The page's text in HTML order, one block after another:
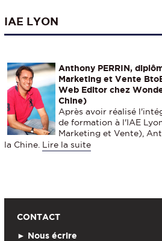
IAE LYON
Anthony PERRIN,
Marketing et Vente
Web Editor chez
Chine)
Après avoir réalisé
de formation à l'IAE
Marketing et Vente),
la Chine. Lire la suite
CONTACT
► Nous écrire